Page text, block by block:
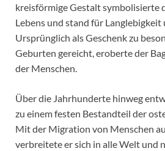
kreisförmige Gestalt symbolisierte
Lebens und stand für
Ursprünglich als Geschenk zu
Geburten gereicht, eroberte der
der Menschen.
Über die Jahrhunderte hinweg
zu einem festen Bestandteil der
Mit der Migration von Menschen
verbreitete er sich in alle Welt und